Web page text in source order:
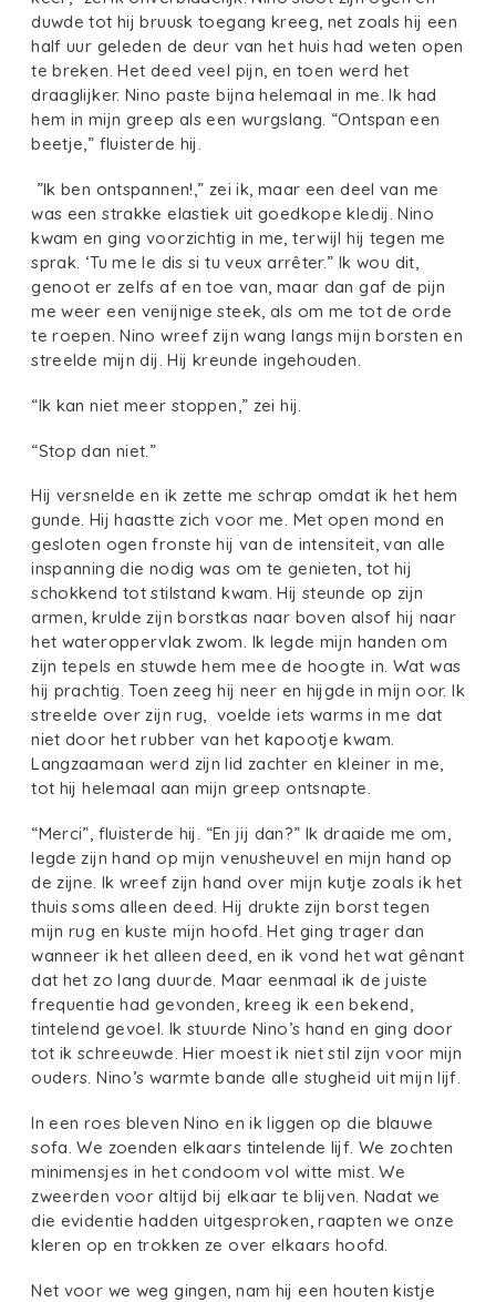
duwde tot hij bruusk toegang kreeg, net zoals hij een
half uur geleden de deur van het huis had weten open
te breken. Het deed veel pijn, en toen werd het
draaglijker. Nino paste bijna helemaal in me. Ik had
hem in mijn greep als een wurgslang. “Ontspan een
beetje,” fluisterde hij.
”Ik ben ontspannen!,” zei ik, maar een deel van me
was een strakke elastiek uit goedkope kledij. Nino
kwam en ging voorzichtig in me, terwijl hij tegen me
sprak. ‘Tu me le dis si tu veux arrêter.” Ik wou dit,
genoot er zelfs af en toe van, maar dan gaf de pijn
me weer een venijnige steek, als om me tot de orde
te roepen. Nino wreef zijn wang langs mijn borsten en
streelde mijn dij. Hij kreunde ingehouden.
“Ik kan niet meer stoppen,” zei hij.
“Stop dan niet.”
Hij versnelde en ik zette me schrap omdat ik het hem
gunde. Hij haastte zich voor me. Met open mond en
gesloten ogen fronste hij van de intensiteit, van alle
inspanning die nodig was om te genieten, tot hij
schokkend tot stilstand kwam. Hij steunde op zijn
armen, krulde zijn borstkas naar boven alsof hij naar
het wateroppervlak zwom. Ik legde mijn handen om
zijn tepels en stuwde hem mee de hoogte in. Wat was
hij prachtig. Toen zeeg hij neer en hijgde in mijn oor. Ik
streelde over zijn rug, voelde iets warms in me dat
niet door het rubber van het kapootje kwam.
Langzaamaan werd zijn lid zachter en kleiner in me,
tot hij helemaal aan mijn greep ontsnapte.
“Merci”, fluisterde hij. “En jij dan?” Ik draaide me om,
legde zijn hand op mijn venusheuvel en mijn hand op
de zijne. Ik wreef zijn hand over mijn kutje zoals ik het
thuis soms alleen deed. Hij drukte zijn borst tegen
mijn rug en kuste mijn hoofd. Het ging trager dan
wanneer ik het alleen deed, en ik vond het wat gênant
dat het zo lang duurde. Maar eenmaal ik de juiste
frequentie had gevonden, kreeg ik een bekend,
tintelend gevoel. Ik stuurde Nino’s hand en ging door
tot ik schreeuwde. Hier moest ik niet stil zijn voor mijn
ouders. Nino’s warmte bande alle stugheid uit mijn lijf.
In een roes bleven Nino en ik liggen op die blauwe
sofa. We zoenden elkaars tintelende lijf. We zochten
minimensjes in het condoom vol witte mist. We
zweerden voor altijd bij elkaar te blijven. Nadat we
die evidentie hadden uitgesproken, raapten we onze
kleren op en trokken ze over elkaars hoofd.
Net voor we weg gingen, nam hij een houten kistje